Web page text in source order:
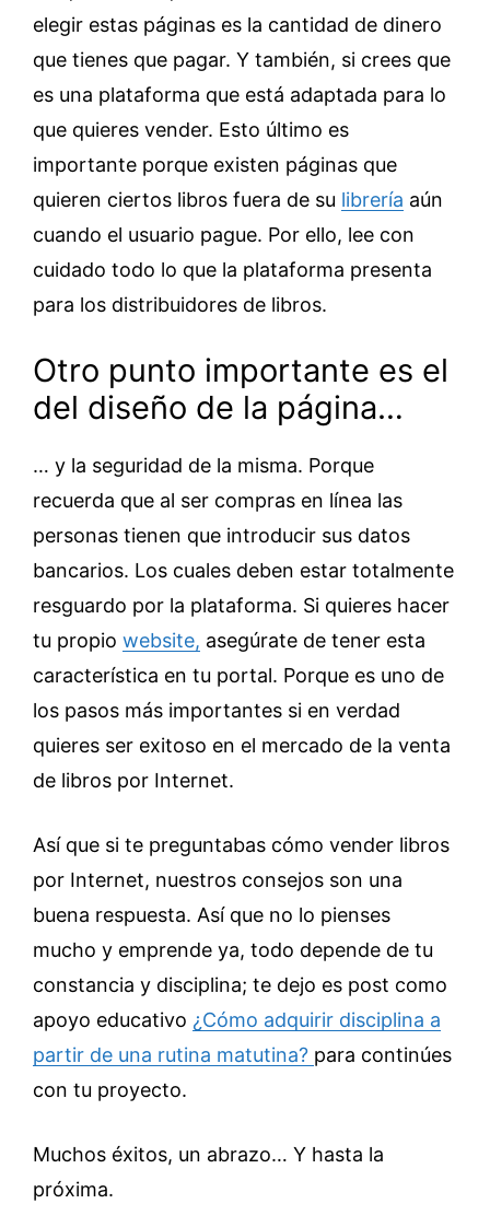
elegir estas páginas es la cantidad de dinero
que tienes que pagar. Y también, si crees que
es una plataforma que está adaptada para lo
que quieres vender. Esto último es
importante porque existen páginas que
quieren ciertos libros fuera de su librería aún
cuando el usuario pague. Por ello, lee con
cuidado todo lo que la plataforma presenta
para los distribuidores de libros.
Otro punto importante es el
del diseño de la página…
… y la seguridad de la misma. Porque
recuerda que al ser compras en línea las
personas tienen que introducir sus datos
bancarios. Los cuales deben estar totalmente
resguardo por la plataforma. Si quieres hacer
tu propio website, asegúrate de tener esta
característica en tu portal. Porque es uno de
los pasos más importantes si en verdad
quieres ser exitoso en el mercado de la venta
de libros por Internet.
Así que si te preguntabas cómo vender libros
por Internet, nuestros consejos son una
buena respuesta. Así que no lo pienses
mucho y emprende ya, todo depende de tu
constancia y disciplina; te dejo es post como
apoyo educativo ¿Cómo adquirir disciplina a
partir de una rutina matutina? para continúes
con tu proyecto.
Muchos éxitos, un abrazo… Y hasta la
próxima.